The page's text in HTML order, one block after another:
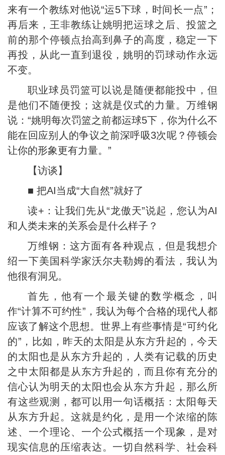
来有一个教练对他说“运5下球，时间长一点”；
再后来，王非教练让姚明把运球之后、投篮之
前的那个停顿点抬高到鼻子的高度，稳定一下
再投，从此一直到退役，姚明的罚球动作永远
不变。
职业球员罚篮可以说是随便都能投中，但
是他们不随便投；这就是仪式的力量。万维钢
说：“姚明每次罚篮之前都运球5下，你为什么不
能在回应别人的争议之前深呼吸3次呢？停顿会
让你的形象更有力量。”
【访谈】
■ 把AI当成“大自然”就好了
读+：让我们先从“龙傲天”说起，您认为AI
和人类未来的关系会是什么样子？
万维钢：这方面有各种观点，但是我想介
绍一下美国科学家沃尔夫勒姆的看法，我认为
他很有洞见。
首先，他有一个最关键的数学概念，叫
作“计算不可约性”，我认为每个合格的现代人都
应该了解这个思想。世界上有些事情是“可约化
的”，比如，昨天的太阳是从东方升起的，今天
的太阳也是从东方升起的，人类有记载的历史
之中太阳都是从东方升起的，而且你有充分的
信心认为明天的太阳也会从东方升起，那么所
有这些观测，都可以用一句话概括：太阳每天
从东方升起。这就是约化，是用一个浓缩的陈
述、一个理论、一个公式概括一个现象，是对
现实信息的压缩表达。一切自然科学、社会科